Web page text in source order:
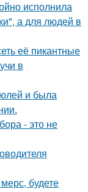
исполнила
а для людей в
её пикантные
в
и была
- это не
будете